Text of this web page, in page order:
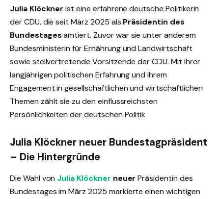
Julia Klöckner ist eine erfahrene deutsche Politikerin
der CDU, die seit März 2025 als Präsidentin des
Bundestagesamtiert. Zuvor war sie unter anderem
Bundesministerin für Ernährung und Landwirtschaft
sowie stellvertretende Vorsitzende der CDU. Mit ihrer
langjährigen politischen Erfahrung und ihrem
Engagement in gesellschaftlichen und wirtschaftlichen
Themen zählt sie zu den einflussreichsten
Persönlichkeiten der deutschen Politik
Julia Klöckner neuer Bundestagpräsident
– Die Hintergründe
Die Wahl von Julia Klöckner neuer Präsidentin des
Bundestages im März 2025 markierte einen wichtigen